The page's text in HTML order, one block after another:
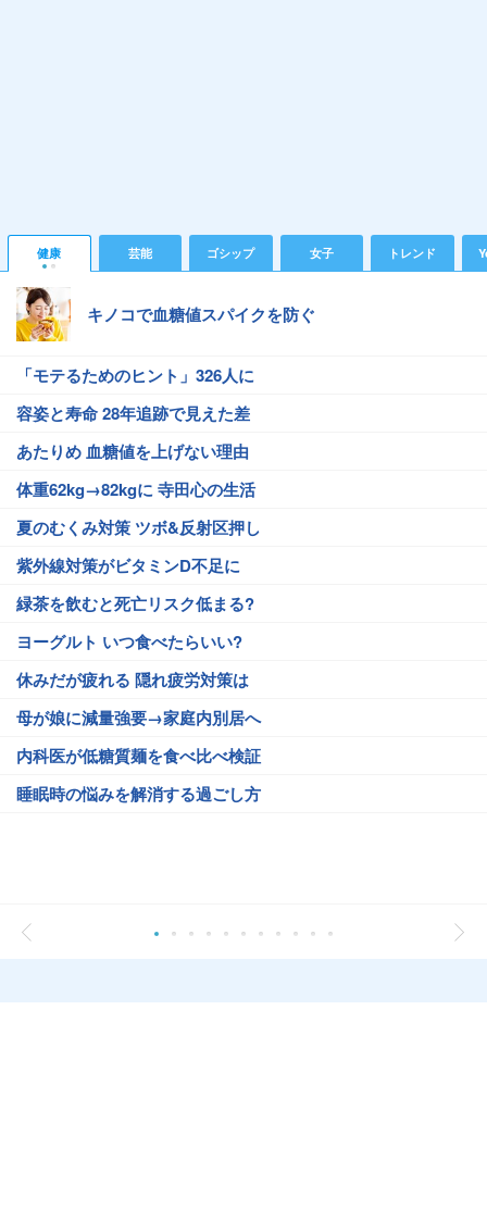
健康 芸能 ゴシップ 女子 トレンド
キノコで血糖値スパイクを防ぐ
「モテるためのヒント」326人に
容姿と寿命 28年追跡で見えた差
あたりめ 血糖値を上げない理由
体重62kg→82kgに 寺田心の生活
夏のむくみ対策 ツボ&反射区押し
紫外線対策がビタミンD不足に
緑茶を飲むと死亡リスク低まる?
ヨーグルト いつ食べたらいい?
休みだが疲れる 隠れ疲労対策は
母が娘に減量強要→家庭内別居へ
内科医が低糖質麺を食べ比べ検証
睡眠時の悩みを解消する過ごし方